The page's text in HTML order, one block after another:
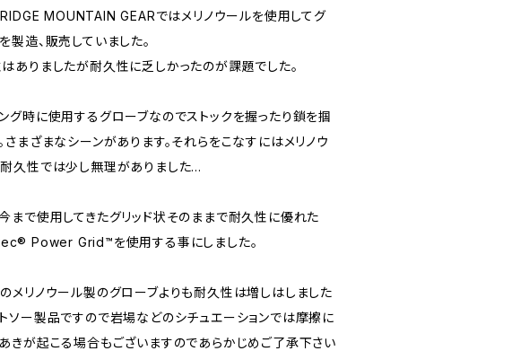
MOUNTAIN GEARではメリノウールを使用してグ
製造、販売していました。
ありましたが耐久性に乏しかったのが課題でした。
グ時に使用するグローブなのでストックを握ったり鎖を掴
さまざまなシーンがあります。それらをこなすにはメリノウ
久性では少し無理がありました...
まで使用してきたグリッド状そのままで耐久性に優れた
Power Grid™を使用する事にしました。
メリノウール製のグローブよりも耐久性は増しはしました
ソー製品ですので岩場などのシチュエーションでは摩擦に
きが起こる場合もございますのであらかじめご了承下さい